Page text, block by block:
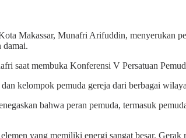
Makassar, Munafri Arifuddin, menyerukan
damai.
saat membuka Konferensi V Persatuan
kelompok pemuda gereja dari berbagai
bahwa peran pemuda, termasuk
yang memiliki energi sangat besar.